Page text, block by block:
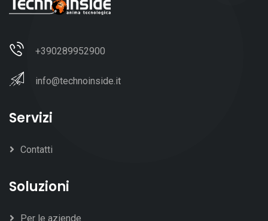
+390289952900
info@technoinside.it
Servizi
Contatti
Soluzioni
Per le aziende